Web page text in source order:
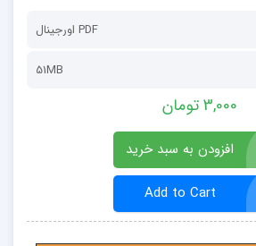
PDF اورجینال
51MB
3,000 تومان
افزودن به سبد خرید
Add to Cart